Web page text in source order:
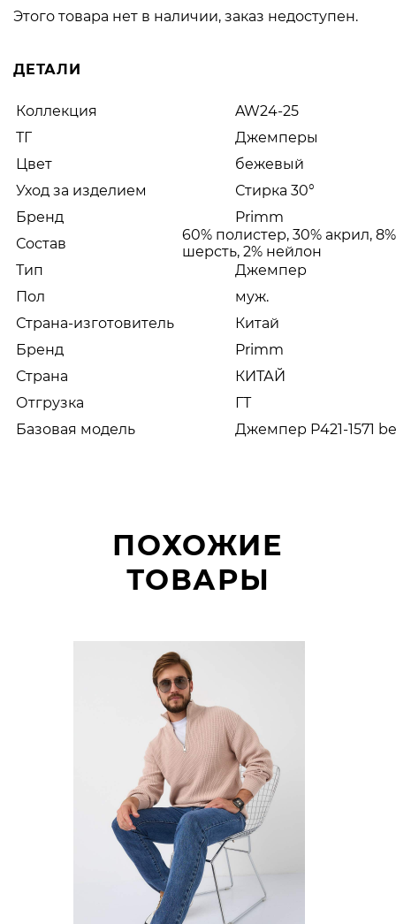
Этого товара нет в наличии, заказ недоступен.
ДЕТАЛИ
Коллекция
AW24-25
ТГ
Джемперы
Цвет
бежевый
Уход за изделием
Стирка 30°
Бренд
Primm
Состав
60% полистер, 30% акрил, 8%
шерсть, 2% нейлон
Тип
Джемпер
Пол
муж.
Страна-изготовитель
Китай
Бренд
Primm
Страна
КИТАЙ
Отгрузка
ГТ
Базовая модель
Джемпер P421-1571
ПОХОЖИЕ
ТОВАРЫ